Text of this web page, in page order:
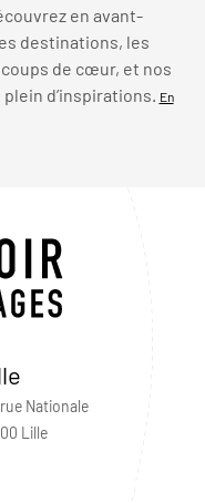
en avant-
destinations, les
de cœur, et nos
d’inspirations. En
Nationale
Lille